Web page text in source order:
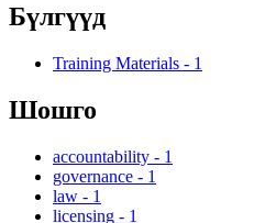
Бүлгүүд
Training Materials - 1
Шошго
accountability - 1
governance - 1
law - 1
licensing - 1